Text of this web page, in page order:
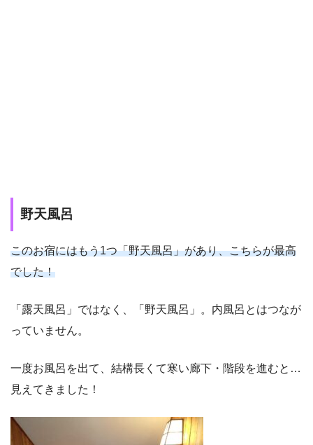
野天風呂
このお宿にはもう1つ「野天風呂」があり、こちらが最高
でした！
「露天風呂」ではなく、「野天風呂」。内風呂とはつなが
っていません。
一度お風呂を出て、結構長くて寒い廊下・階段を進むと…
見えてきました！